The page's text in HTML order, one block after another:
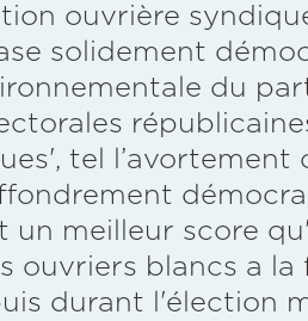
ouvrière
solidement
du
tel
un meilleur score
ouvriers blancs a
durant l'élection